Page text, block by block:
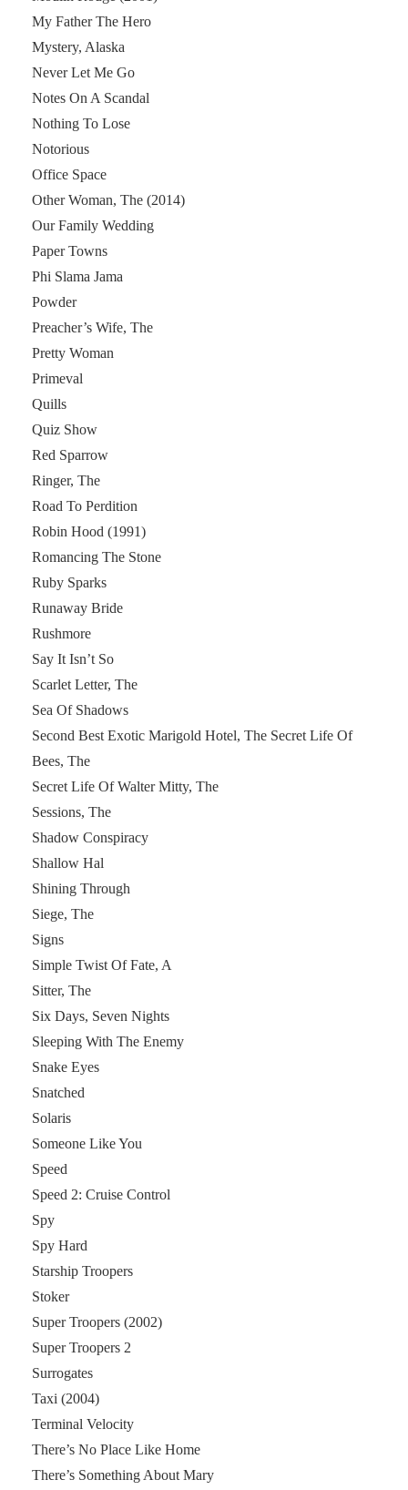
My Father The Hero
Mystery, Alaska
Never Let Me Go
Notes On A Scandal
Nothing To Lose
Notorious
Office Space
Other Woman, The (2014)
Our Family Wedding
Paper Towns
Phi Slama Jama
Powder
Preacher’s Wife, The
Pretty Woman
Primeval
Quills
Quiz Show
Red Sparrow
Ringer, The
Road To Perdition
Robin Hood (1991)
Romancing The Stone
Ruby Sparks
Runaway Bride
Rushmore
Say It Isn’t So
Scarlet Letter, The
Sea Of Shadows
Second Best Exotic Marigold Hotel, The Secret Life Of
Bees, The
Secret Life Of Walter Mitty, The
Sessions, The
Shadow Conspiracy
Shallow Hal
Shining Through
Siege, The
Signs
Simple Twist Of Fate, A
Sitter, The
Six Days, Seven Nights
Sleeping With The Enemy
Snake Eyes
Snatched
Solaris
Someone Like You
Speed
Speed 2: Cruise Control
Spy
Spy Hard
Starship Troopers
Stoker
Super Troopers (2002)
Super Troopers 2
Surrogates
Taxi (2004)
Terminal Velocity
There’s No Place Like Home
There’s Something About Mary